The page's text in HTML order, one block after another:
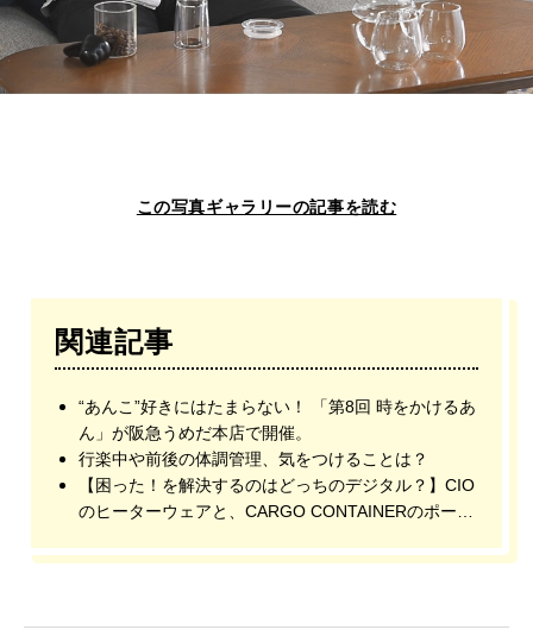
この写真ギャラリーの記事を読む
関連記事
“あんこ”好きにはたまらない！ 「第8回 時をかけるあ
ん」が阪急うめだ本店で開催。
行楽中や前後の体調管理、気をつけることは？
【困った！を解決するのはどっちのデジタル？】CIO
のヒーターウェアと、CARGO CONTAINERのポータ